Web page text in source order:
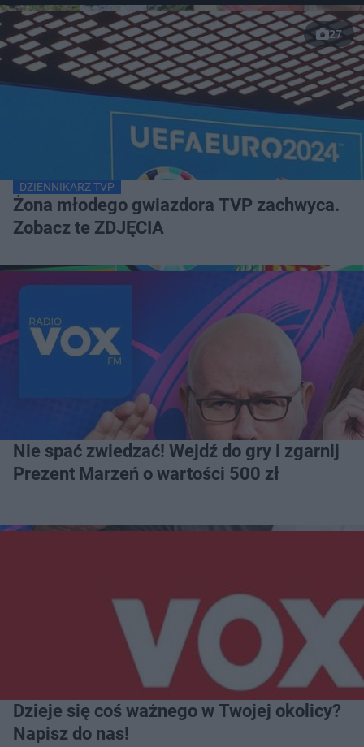
27
DZIENNIKARZ TVP
Żona młodego gwiazdora TVP zachwyca.
Zobacz te ZDJĘCIA
Nie spać zwiedzać! Wejdź do gry i zgarnij
Prezent Marzeń o wartości 500 zł
Dzieje się coś ważnego w Twojej okolicy?
Napisz do nas!